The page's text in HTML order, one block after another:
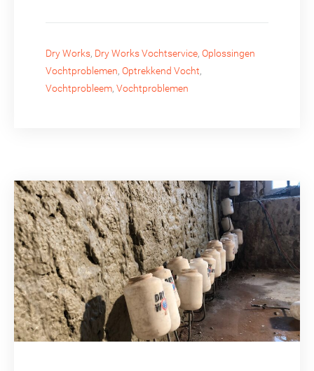
Dry Works, Dry Works Vochtservice, Oplossingen
Vochtproblemen, Optrekkend Vocht,
Vochtprobleem, Vochtproblemen